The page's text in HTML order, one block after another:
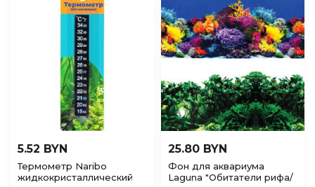
5.52 BYN
Термометр Naribo
жидкокристаллический
25.80 BYN
Фон для аквариума
Laguna "Обитатели рифа/